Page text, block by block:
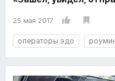
25 мая 2017
операторы эдо